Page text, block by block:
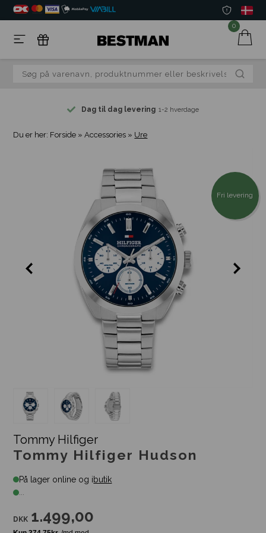
0
Dag til dag levering 1-2 hverdage
Du er her: Forside »Accessories » Ure
Fri levering
Tommy Hilfiger
Tommy Hilfiger Hudson
På lager online og ibutik
...
DKK 1.499,00